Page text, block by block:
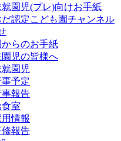
就園児(プレ)向けお手紙
だ認定こども園チャンネル
からのお手紙
園児の皆様へ
就園児
予定
事報告
室
情報
修報告